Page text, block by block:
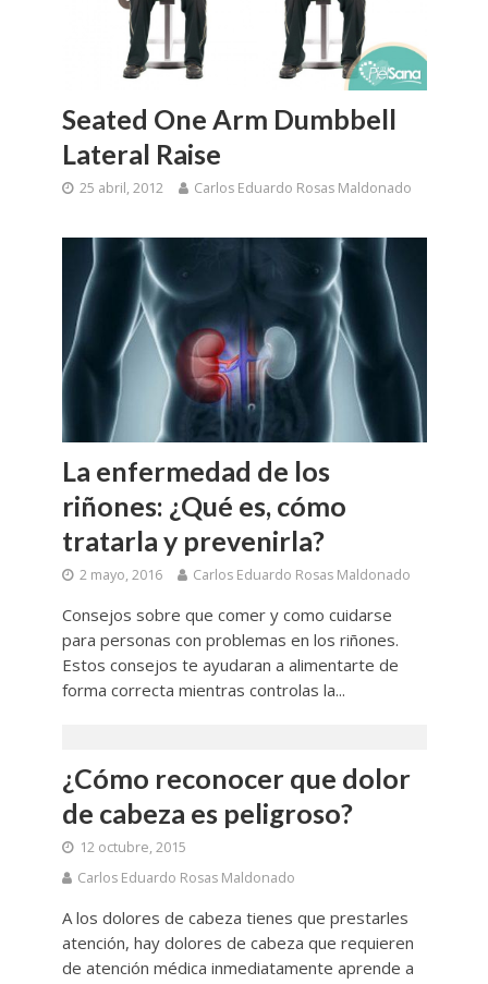
Seated One Arm Dumbbell
Lateral Raise
25 abril, 2012 Carlos Eduardo Rosas Maldonado
La enfermedad de los
riñones: ¿Qué es, cómo
tratarla y prevenirla?
2 mayo, 2016 Carlos Eduardo Rosas Maldonado
Consejos sobre que comer y como cuidarse
para personas con problemas en los riñones.
Estos consejos te ayudaran a alimentarte de
forma correcta mientras controlas la...
¿Cómo reconocer que dolor
de cabeza es peligroso?
12 octubre, 2015
Carlos Eduardo Rosas Maldonado
A los dolores de cabeza tienes que prestarles
atención, hay dolores de cabeza que requieren
de atención médica inmediatamente aprende a